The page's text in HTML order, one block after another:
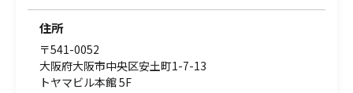
住所
〒541-0052
大阪府大阪市中央区安土町1-7-13
トヤマビル本館 5F